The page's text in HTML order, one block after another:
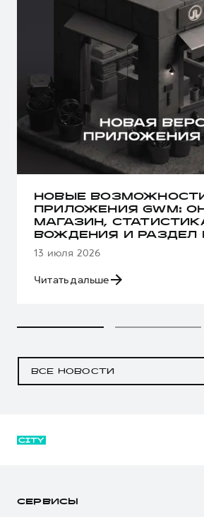
НОВЫЕ
ПРИЛОЖЕНИЯ GWM:
МАГАЗИН,
ВОЖДЕНИЯ И РАЗДЕЛ
13 июля 2026
Читать дальше
ВСЕ НОВОСТИ
СЕРВИСЫ